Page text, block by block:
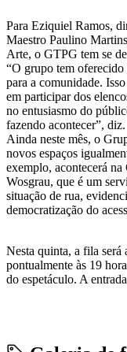
Para Eziquiel Ramos,
Maestro Paulino
Arte, o GTPG tem se
“O grupo tem
para a comunidade.
em participar dos
no entusiasmo do
fazendo acontecer”, diz.
Ainda neste mês, o
novos espaços
exemplo, acontecerá
Wosgrau, que é um
situação de rua,
democratização do
Nesta quinta, a fila será
pontualmente às 19
do espetáculo. A